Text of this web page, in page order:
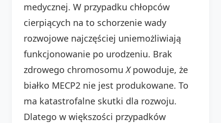
medycznej. W przypadku chłopców
cierpiących na to schorzenie wady
rozwojowe najczęściej uniemożliwiają
funkcjonowanie po urodzeniu. Brak
zdrowego chromosomu Xpowoduje, że
białko MECP2 nie jest produkowane. To
ma katastrofalne skutki dla rozwoju.
Dlatego w większości przypadków